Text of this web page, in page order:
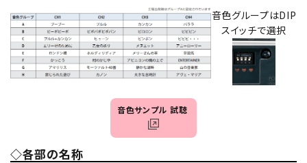
音色グループはDIP
スイッチで選択
音色サンプル 試聴
◇各部の名称